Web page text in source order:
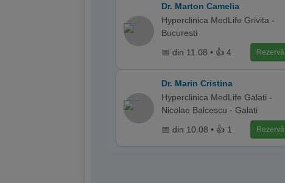
Dr. Marton Camelia
Hyperclinica MedLife Grivita -
Bucuresti
📅 din 11.08 • 👍 4
Rezervă
Dr. Marin Cristina
Hyperclinica MedLife Galati -
Nicolae Balcescu - Galati
📅 din 10.08 • 👍 1
Rezervă